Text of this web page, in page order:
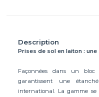
Description
Prises de sol en laiton :
Façonnées dans un
garantissent une
international. La gamme se